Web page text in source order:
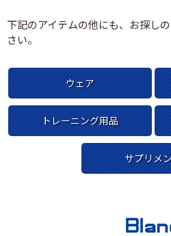
下記のアイテムの他にも、お探し
さい。
ウェア
トレーニング用品
サプリメ